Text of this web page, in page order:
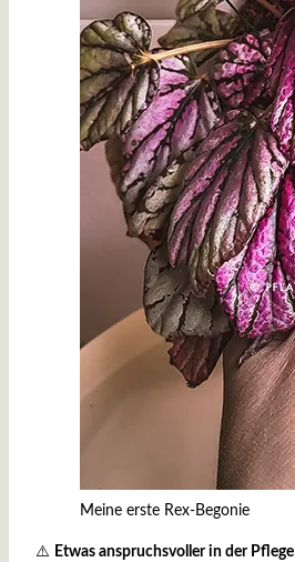
Meine erste Rex-Begonie
⚠️ Etwas anspruchsvoller in der Pflege